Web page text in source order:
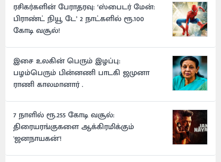
ரசிகர்களின் பேராதரவு: ‘ஸ்பைடர் மேன்:
பிராண்ட் நியூ டே’ 2 நாட்களில் ரூ.100
கோடி வசூல்!
இசை உலகின் பெரும் இழப்பு:
பழம்பெரும் பின்னணி பாடகி ஜமுனா
ராணி காலமானார் .
7 நாளில் ரூ.255 கோடி வசூல்:
திரையரங்குகளை ஆக்கிரமிக்கும்
'ஜனநாயகன்'!